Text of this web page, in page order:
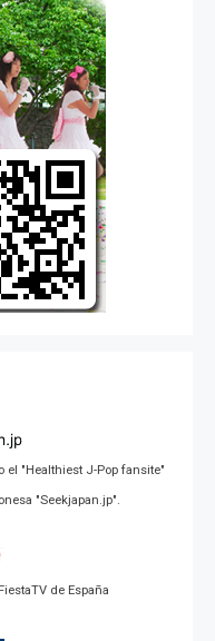
el "Healthiest J-Pop fansite"
"Seekjapan.jp".
de España